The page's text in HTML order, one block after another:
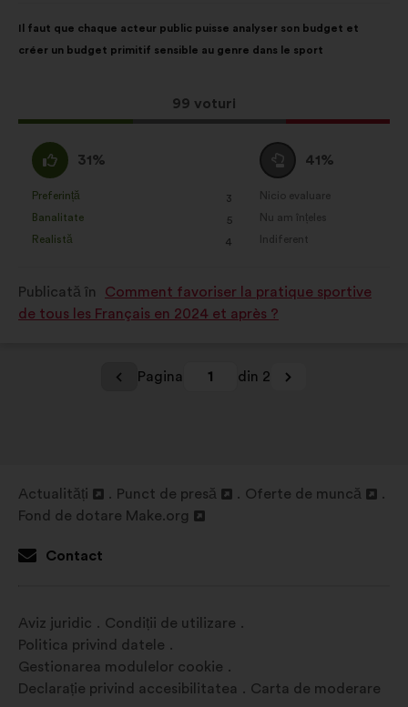
propunerii:
Il faut que chaque acteur public puisse analyser son budget et
créer un budget primitif sensible au genre dans le sport
Această
propunere
99 voturi
următoarea
distribuire:
Acord
:
31%
clasificarea:
Preferință
: 3
ori
Banalitate
: 5
ori
Realistă
: 4
ori
Neutru
:
41%
clasificarea:
Nicio evaluare
:ori
Nu am înțeles
:ori
Indiferent
:ori
Publicată în
Comment favoriser la pratique sportive
de tous les Français en 2024 et après ?
Pagina 1 din 2
Actualități
Deschidere
o
Punct de presă
Deschidere
Oferte de muncă
Fond de dotare Make.org
într-
nouă
Contact
Aviz juridic
Condiții de utilizare
Politica privind datele
Gestionarea modulelor cookie
Declarație privind accesibilitatea
Carta de moderare